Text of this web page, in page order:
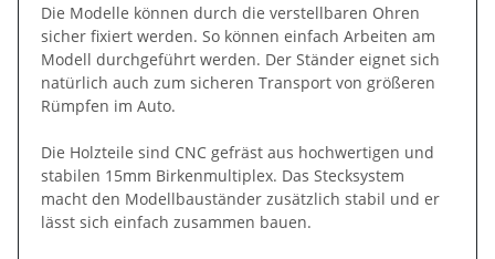
Die Modelle können durch die verstellbaren Ohren
sicher fixiert werden. So können einfach Arbeiten am
Modell durchgeführt werden. Der Ständer eignet sich
natürlich auch zum sicheren Transport von größeren
Rümpfen im Auto.
Die Holzteile sind CNC gefräst aus hochwertigen und
stabilen 15mm Birkenmultiplex. Das Stecksystem
macht den Modellbauständer zusätzlich stabil und er
lässt sich einfach zusammen bauen.